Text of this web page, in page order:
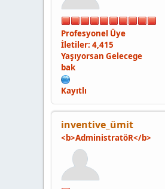
Profesyonel Üye
İletiler: 4,415
Yaşıyorsan Gelecege
bak
Kayıtlı
inventive_ümit
<b>AdministratöR</b>